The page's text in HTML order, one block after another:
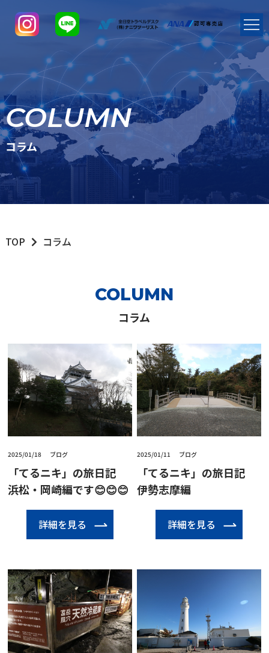
COLUMN
コラム
TOP コラム
COLUMN
コラム
2025/01/18 ブログ
「てるニキ」の旅日記
浜松・岡崎編です😊😊😊
詳細を見る
2025/01/11 ブログ
「てるニキ」の旅日記
伊勢志摩編
詳細を見る